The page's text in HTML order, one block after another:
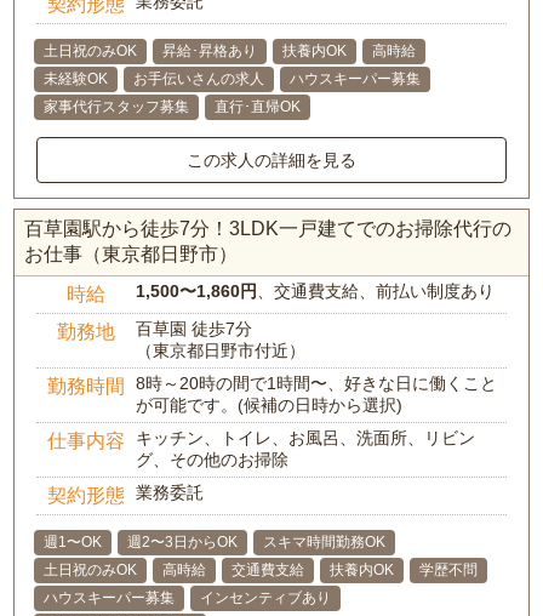
土日祝のみOK 昇給･昇格あり 扶養内OK
高時給
未経験OK
お手伝いさんの求人
ハウスキーパー募集
家事代行スタッフ募集
直行･直帰OK
この求人の詳細を見る
百草園駅から徒歩7分！3LDK一戸建てでのお掃除代行の
お仕事（東京都日野市）
時給 1,500〜1,860円 、交通費支給、前払い制度あり
勤務地
百草園 徒歩7分
（東京都日野市付近）
勤務時間
8時～20時の間で1時間〜、好きな日に働くこと
が可能です。(候補の日時から選択)
仕事内容
キッチン、トイレ、お風呂、洗面所、リビン
グ、その他のお掃除
契約形態 業務委託
週1〜OK 週2〜3日からOK
スキマ時間勤務OK
土日祝のみOK
高時給 交通費支給 扶養内OK
学歴不問
ハウスキーパー募集
インセンティブあり